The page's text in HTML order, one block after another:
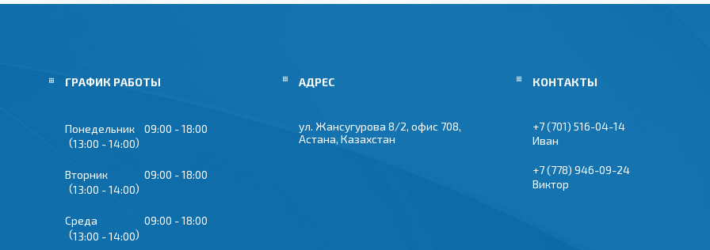
ГРАФИК РАБОТЫ
Понедельник 09:00
18:00
13:00
14:00
Вторник 09:00
18:00
13:00
14:00
Среда 09:00
18:00
13:00
14:00
ул. Жансугурова 8/2, офис 708,
Астана, Казахстан
+7 (701) 516-04-14
Иван
+7 (778) 946-09-24
Виктор